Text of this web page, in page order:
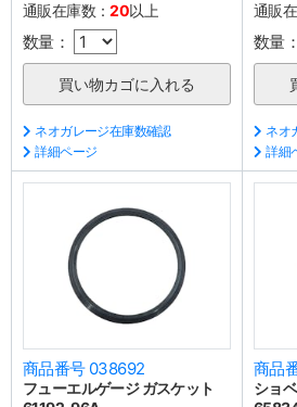
通販在庫数：20以上
数量：
ネオガレージ在庫数確認
詳細ページ
通販
数量：
ネオ
詳細
商品番号 038692
フューエルゲージ ガスケット
商品
ショ